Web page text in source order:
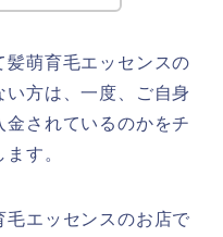
髪萌育毛エッセンスの
方は、一度、ご自身
されているのかをチ
す。
エッセンスのお店で